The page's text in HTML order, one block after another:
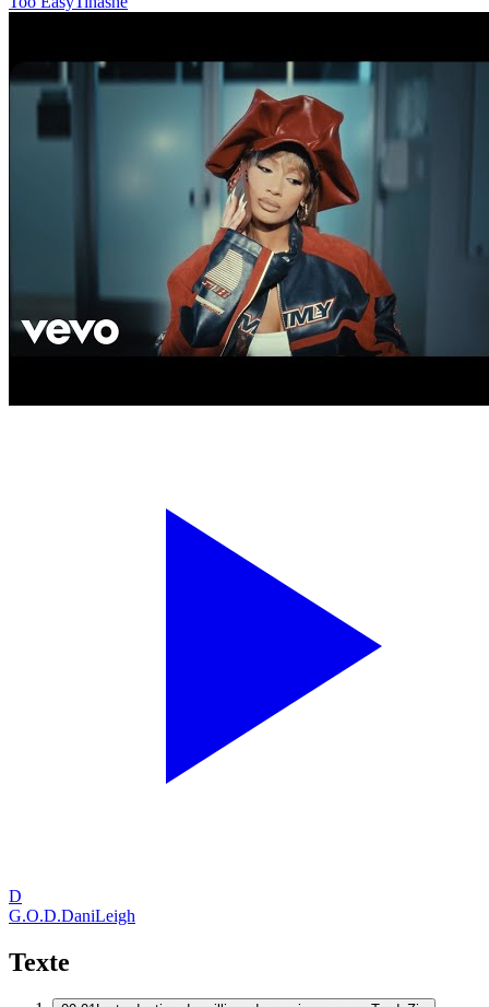
D
G.O.D.DaniLeigh
Texte